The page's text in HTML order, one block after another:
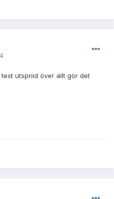
utspriid över allt gör det